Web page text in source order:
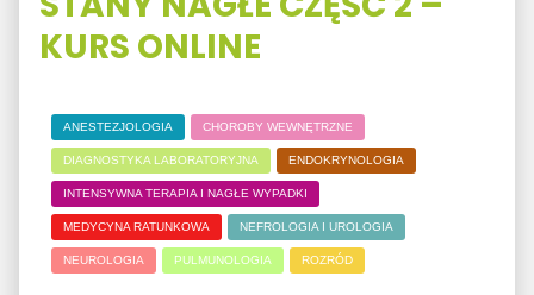
KURS ONLINE
ANESTEZJOLOGIA CHOROBY WEWNĘTRZNE
DIAGNOSTYKA LABORATORYJNA ENDOKRYNOLOGIA
INTENSYWNA TERAPIA I NAGŁE WYPADKI
MEDYCYNA RATUNKOWA NEFROLOGIA I UROLOGIA
NEUROLOGIA PULMUNOLOGIA ROZRÓD